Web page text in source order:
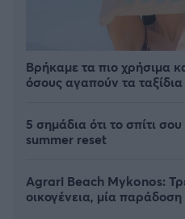
Βρήκαμε τα πιο χρήσιμα
όσους αγαπούν τα ταξίδια
5 σημάδια ότι το σπίτι
summer reset
Agrari Beach Mykonos:
οικογένεια, μία παράδοση